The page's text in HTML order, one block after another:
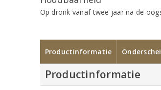
Op dronk vanaf twee jaar na de
Productinformatie
Productinformatie